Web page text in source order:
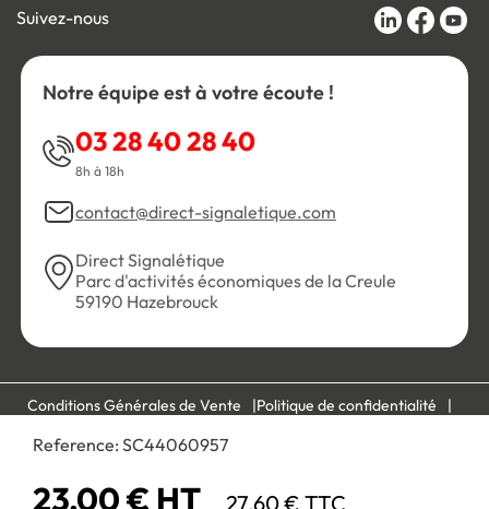
Reference: SC44060957
23,00 € HT 27,60 € TTC
Suivez-nous
Notre équipe est à votre écoute !
03 28 40 28 40
8h à 18h
contact@direct-signaletique.com
Direct Signalétique
Parc d'activités économiques de la Creule
59190 Hazebrouck
Conditions Générales de Vente
Politique de confidentialité
Mentions légales